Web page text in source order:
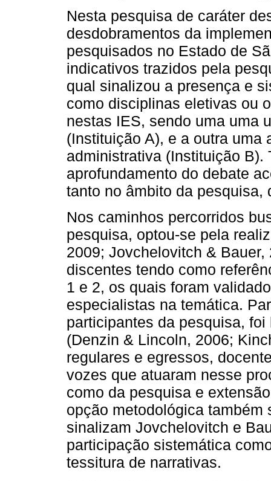
Nesta pesquisa de caráter
desdobramentos da
pesquisados no Estado de
indicativos trazidos pela
qual sinalizou a presença e
como disciplinas eletivas ou
nestas IES, sendo uma uma
(Instituição A), e a outra uma
administrativa (Instituição B).
aprofundamento do debate
tanto no âmbito da pesquisa,
Nos caminhos percorridos
pesquisa, optou-se pela
2009; Jovchelovitch &
discentes tendo como
1 e 2, os quais foram
especialistas na temática.
participantes da pesquisa,
(Denzin & Lincoln, 2006;
regulares e egressos,
vozes que atuaram nesse
como da pesquisa e
opção metodológica
sinalizam Jovchelovitch e
participação sistemática
tessitura de narrativas.